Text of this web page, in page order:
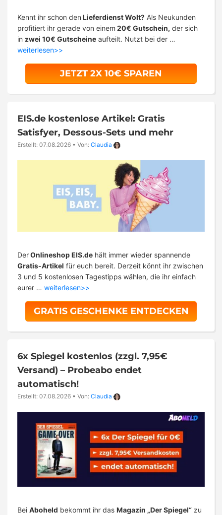
Kennt ihr schon den Lieferdienst Wolt? Als Neukunden
profitiert ihr gerade von einem 20€ Gutschein, der sich
in zwei 10€ Gutscheine aufteilt. Nutzt bei der …
weiterlesen>>
JETZT 2X 10€ SPAREN
EIS.de kostenlose Artikel: Gratis
Satisfyer, Dessous-Sets und mehr
Erstellt: 07.08.2026 • Von: Claudia
DerOnlineshop EIS.de hält immer wieder spannende
Gratis-Artikel für euch bereit. Derzeit könnt ihr zwischen
3 und 5 kostenlosen Tagestipps wählen, die ihr einfach
eurer … weiterlesen>>
GRATIS GESCHENKE ENTDECKEN
6x Spiegel kostenlos (zzgl. 7,95€
Versand) – Probeabo endet
automatisch!
Erstellt: 07.08.2026 • Von: Claudia
Bei Aboheld bekommt ihr das Magazin „Der Spiegel“ zu